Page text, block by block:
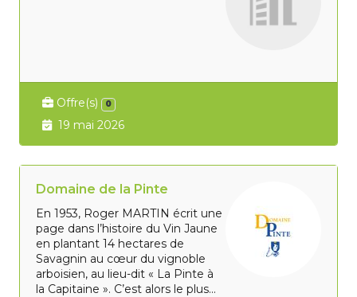
Offre(s) 0
19 mai 2026
Domaine de la Pinte
En 1953, Roger MARTIN écrit une
page dans l’histoire du Vin Jaune
en plantant 14 hectares de
Savagnin au cœur du vignoble
arboisien, au lieu-dit « La Pinte à
la Capitaine ». C’est alors le plus...